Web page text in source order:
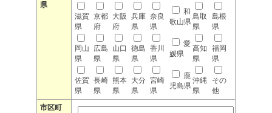
県
滋賀
県
京都
府
大阪
府
兵庫
県
奈良
県
和
歌山県
鳥取
県
島根
県
岡山
県
広島
県
山口
県
徳島
県
香川
県
愛
媛県
高知
県
福岡
県
佐賀
県
長崎
県
熊本
県
大分
県
宮崎
県
鹿
児島県
沖縄
県
その
他
市区町